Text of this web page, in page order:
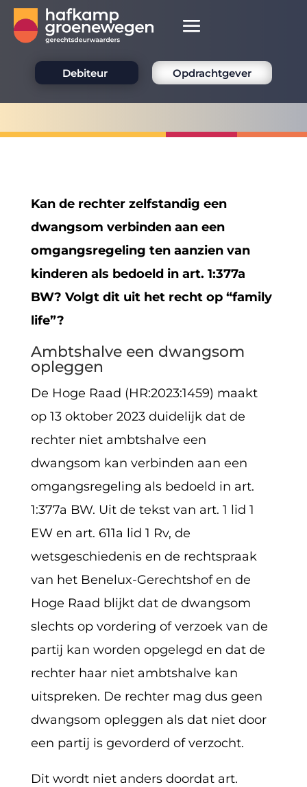
Debiteur Opdrachtgever
Kan de rechter zelfstandig een
dwangsom verbinden aan een
omgangsregeling ten aanzien van
kinderen als bedoeld in art. 1:377a
BW? Volgt dit uit het recht op “family
life”?
Ambtshalve een dwangsom
opleggen
De Hoge Raad (HR:2023:1459) maakt
op 13 oktober 2023 duidelijk dat de
rechter niet ambtshalve een
dwangsom kan verbinden aan een
omgangsregeling als bedoeld in art.
1:377a BW. Uit de tekst van art. 1 lid 1
EW en art. 611a lid 1 Rv, de
wetsgeschiedenis en de rechtspraak
van het Benelux-Gerechtshof en de
Hoge Raad blijkt dat de dwangsom
slechts op vordering of verzoek van de
partij kan worden opgelegd en dat de
rechter haar niet ambtshalve kan
uitspreken. De rechter mag dus geen
dwangsom opleggen als dat niet door
een partij is gevorderd of verzocht.
Dit wordt niet anders doordat art.